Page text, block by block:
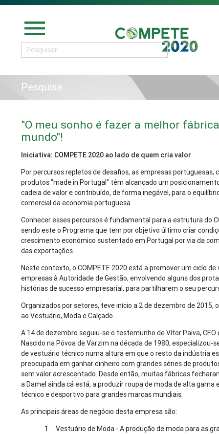
menu
Pesquisa
"O meu sonho é fazer a melhor
mundo"!
Iniciativa: COMPETE 2020 ao lado de quem cria valor
Por percursos repletos de desafios, as empresas portuguesas,
produtos "made in Portugal" têm alcançado um
cadeia de valor e contribuído, de forma inegável, para o
comercial da economia portuguesa.
Conhecer esses percursos é fundamental para a estrutura do
sendo este o Programa que tem por objetivo último criar
crescimento económico sustentado em Portugal por via da
das exportações.
Neste contexto, o COMPETE 2020 está a promover um ciclo de
empresas à Autoridade de Gestão, envolvendo alguns dos
histórias de sucesso empresarial, para partilharem o seu
Organizados por setores, teve início a 2 de dezembro de 2015,
ao Vestuário, Moda e Calçado.
A 14 de dezembro seguiu-se o testemunho de Vítor Paiva, CEO
Nascido na Póvoa de Varzim na década de 1980, especializou-
de vestuário técnico numa altura em que o resto da indústria
preocupada em ganhar dinheiro com grandes séries de
sem valor acrescentado. Desde então, muitas fábricas
a Damel ainda cá está, a produzir roupa de moda de alta gama
técnico e desportivo para grandes marcas mundiais.
As principais áreas de negócio desta empresa são:
1. Vestuário de Moda - A produção de moda para as